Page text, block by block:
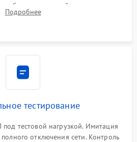
батареи, настройки порогов
сброса счетчиков старения АКБ.
Подробнее
тестирование
тестовой нагрузкой. Имитация
отключения сети. Контроль